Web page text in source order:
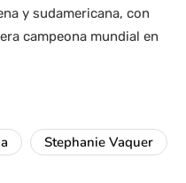
y sudamericana, con
campeona mundial en
Stephanie Vaquer